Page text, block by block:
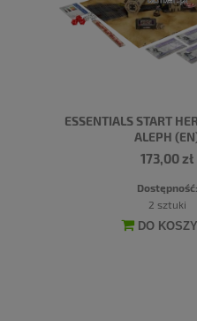
ESSENTIALS START
ALEPH
173,00 zł
Dostępność:
2 sztuki
DO